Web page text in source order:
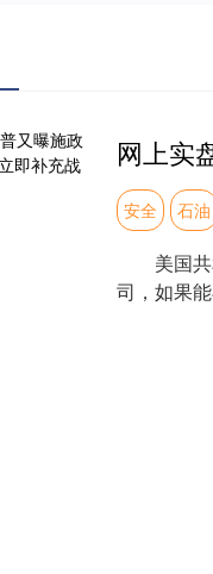
安全 石油
美国共
司，如果